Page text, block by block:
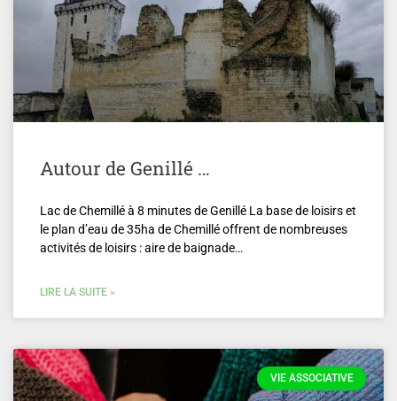
Autour de Genillé …
Lac de Chemillé à 8 minutes de Genillé La base de loisirs et
le plan d’eau de 35ha de Chemillé offrent de nombreuses
activités de loisirs : aire de baignade…
LIRE LA SUITE »
VIE ASSOCIATIVE